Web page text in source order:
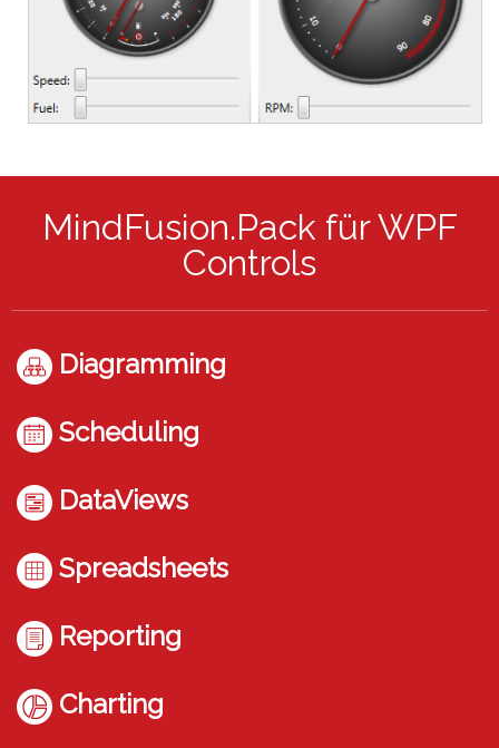
MindFusion.Pack für WPF
Controls
Diagramming
Scheduling
DataViews
Spreadsheets
Reporting
Charting